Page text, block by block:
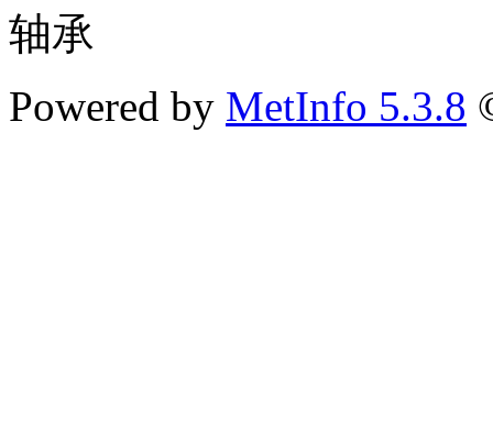
轴承
Powered by MetInfo 5.3.8